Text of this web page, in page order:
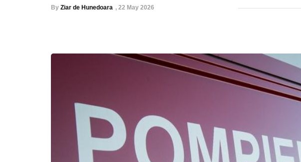
By Ziar de Hunedoara , 22 May 2026